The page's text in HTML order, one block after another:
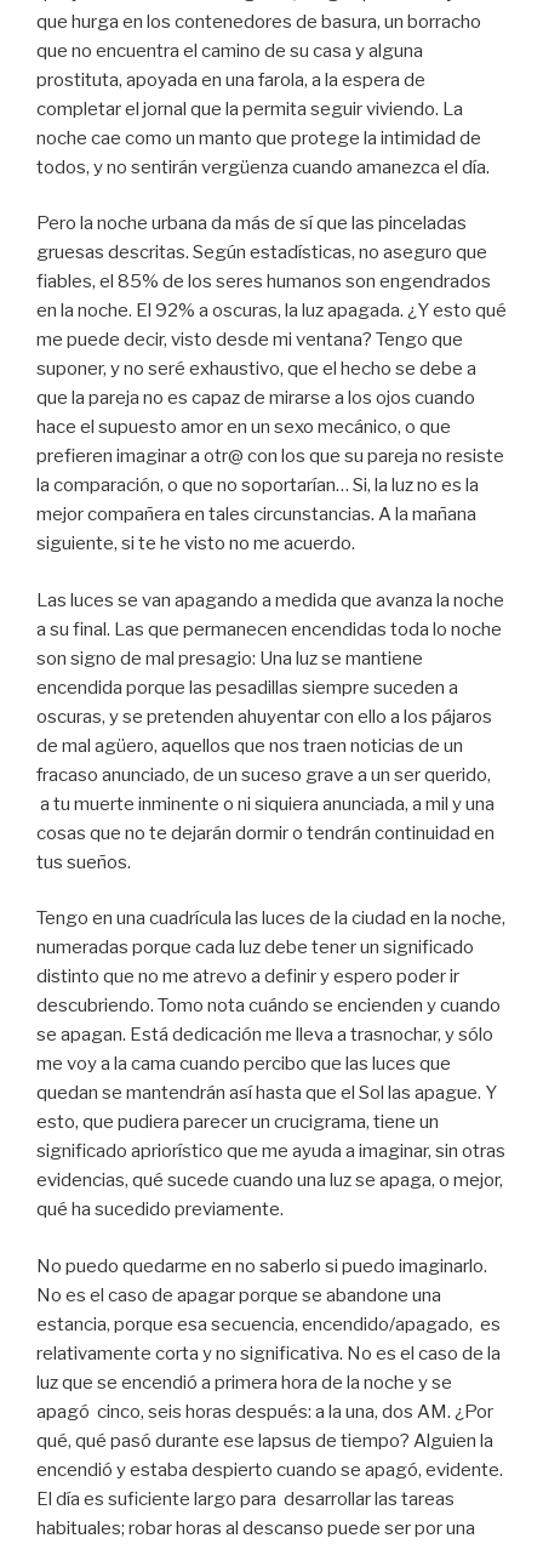
que hurga en los contenedores de basura, un borracho
que no encuentra el camino de su casa y alguna
prostituta, apoyada en una farola, a la espera de
completar el jornal que la permita seguir viviendo. La
noche cae como un manto que protege la intimidad de
todos, y no sentirán vergüenza cuando amanezca el día.
Pero la noche urbana da más de sí que las pinceladas
gruesas descritas. Según estadísticas, no aseguro que
fiables, el 85% de los seres humanos son engendrados
en la noche. El 92% a oscuras, la luz apagada. ¿Y esto qué
me puede decir, visto desde mi ventana? Tengo que
suponer, y no seré exhaustivo, que el hecho se debe a
que la pareja no es capaz de mirarse a los ojos cuando
hace el supuesto amor en un sexo mecánico, o que
prefieren imaginar a otr@ con los que su pareja no resiste
la comparación, o que no soportarían… Si, la luz no es la
mejor compañera en tales circunstancias. A la mañana
siguiente, si te he visto no me acuerdo.
Las luces se van apagando a medida que avanza la noche
a su final. Las que permanecen encendidas toda lo noche
son signo de mal presagio: Una luz se mantiene
encendida porque las pesadillas siempre suceden a
oscuras, y se pretenden ahuyentar con ello a los pájaros
de mal agüero, aquellos que nos traen noticias de un
fracaso anunciado, de un suceso grave a un ser querido,
a tu muerte inminente o ni siquiera anunciada, a mil y una
cosas que no te dejarán dormir o tendrán continuidad en
tus sueños.
Tengo en una cuadrícula las luces de la ciudad en la noche,
numeradas porque cada luz debe tener un significado
distinto que no me atrevo a definir y espero poder ir
descubriendo. Tomo nota cuándo se encienden y cuando
se apagan. Está dedicación me lleva a trasnochar, y sólo
me voy a la cama cuando percibo que las luces que
quedan se mantendrán así hasta que el Sol las apague. Y
esto, que pudiera parecer un crucigrama, tiene un
significado apriorístico que me ayuda a imaginar, sin otras
evidencias, qué sucede cuando una luz se apaga, o mejor,
qué ha sucedido previamente.
No puedo quedarme en no saberlo si puedo imaginarlo.
No es el caso de apagar porque se abandone una
estancia, porque esa secuencia, encendido/apagado, es
relativamente corta y no significativa. No es el caso de la
luz que se encendió a primera hora de la noche y se
apagó cinco, seis horas después: a la una, dos AM. ¿Por
qué, qué pasó durante ese lapsus de tiempo? Alguien la
encendió y estaba despierto cuando se apagó, evidente.
El día es suficiente largo para desarrollar las tareas
habituales; robar horas al descanso puede ser por una